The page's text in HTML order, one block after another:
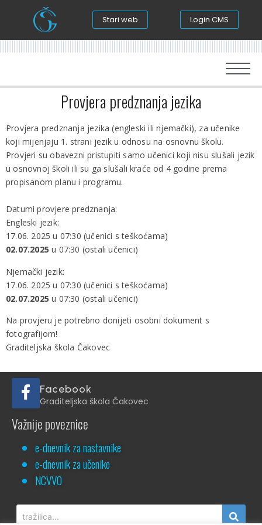
Stari web Login CMS
Provjera predznanja jezika
Provjera predznanja jezika (engleski ili njemački), za učenike
koji mijenjaju 1. strani jezik u odnosu na osnovnu školu.
Provjeri su obavezni pristupiti samo učenici koji nisu slušali jezik
u osnovnoj školi ili su ga slušali kraće od 4 godine prema
propisanom planu i programu.
Datumi provjere predznanja:
Engleski jezik:
17.06. 2025 u 07:30 (učenici s teškoćama)
02.07.2025 u 07:30 (ostali učenici)
Njemački jezik:
17.06. 2025 u 07:30 (učenici s teškoćama)
02.07.2025 u 07:30 (ostali učenici)
Na provjeru je potrebno donijeti osobni dokument s
fotografijom!
Graditeljska škola Čakovec
Facebook
Graditeljska škola Čakovec
Važnije poveznice
e-dnevnik za nastavnike
e-dnevnik za učenike
NCVVO